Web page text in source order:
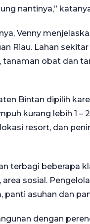
nantinya,”
Venny
Riau. Lahan
tanaman obat dan
Bintan dipilih
kurang lebih 1 –
resort, dan
terbagi beberapa
area sosial.
panti asuhan dan
dengan